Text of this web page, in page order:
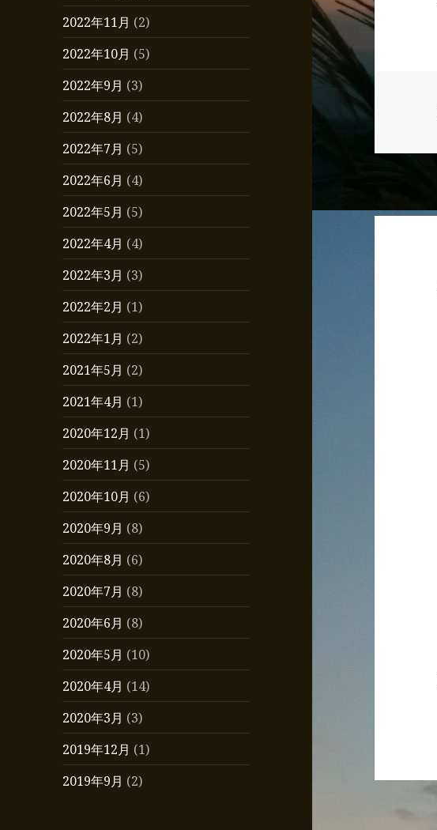
2022年11月 (2)
2022年10月 (5)
2022年9月 (3)
2022年8月 (4)
2022年7月 (5)
2022年6月 (4)
2022年5月 (5)
2022年4月 (4)
2022年3月 (3)
2022年2月 (1)
2022年1月 (2)
2021年5月 (2)
2021年4月 (1)
2020年12月 (1)
2020年11月 (5)
2020年10月 (6)
2020年9月 (8)
2020年8月 (6)
2020年7月 (8)
2020年6月 (8)
2020年5月 (10)
2020年4月 (14)
2020年3月 (3)
2019年12月 (1)
2019年9月 (2)